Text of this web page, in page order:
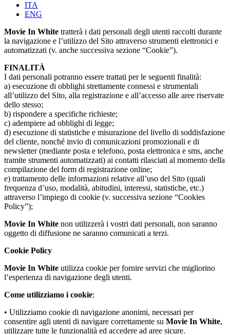
ITA
ENG
Movie In White tratterà i dati personali degli utenti raccolti durante
la navigazione e l’utilizzo del Sito attraverso strumenti elettronici e
automatizzati (v. anche successiva sezione “Cookie”).
FINALITÀ
I dati personali potranno essere trattati per le seguenti finalità:
a) esecuzione di obblighi strettamente connessi e strumentali
all’utilizzo del Sito, alla registrazione e all’accesso alle aree riservate
dello stesso;
b) rispondere a specifiche richieste;
c) adempiere ad obblighi di legge;
d) esecuzione di statistiche e misurazione del livello di soddisfazione
del cliente, nonché invio di comunicazioni promozionali e di
newsletter (mediante posta e telefono, posta elettronica e sms, anche
tramite strumenti automatizzati) ai contatti rilasciati al momento della
compilazione del form di registrazione online;
e) trattamento delle informazioni relative all’uso del Sito (quali
frequenza d’uso, modalità, abitudini, interessi, statistiche, etc.)
attraverso l’impiego di cookie (v. successiva sezione “Cookies
Policy”);
Movie In White non utilizzerà i vostri dati personali, non saranno
oggetto di diffusione ne saranno comunicati a terzi.
Cookie Policy
Movie In White utilizza cookie per fornire servizi che migliorino
l’esperienza di navigazione degli utenti.
Come utilizziamo i cookie:
• Utilizziamo cookie di navigazione anonimi, necessari per
consentire agli utenti di navigare correttamente su Movie In White,
utilizzare tutte le funzionalità ed accedere ad aree sicure.